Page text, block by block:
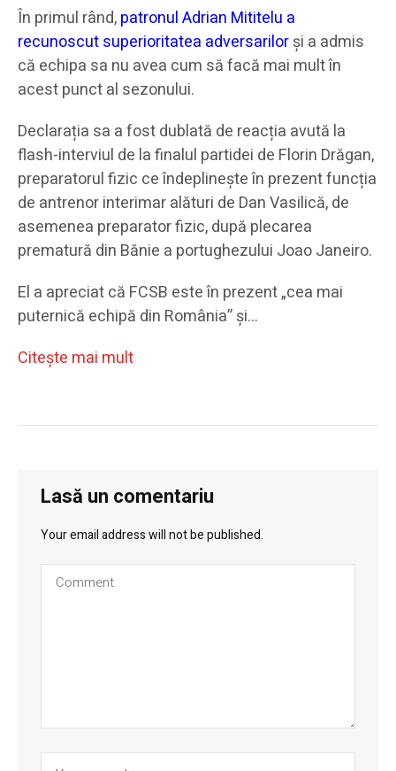
În primul rând,patronul Adrian Mititelu a
recunoscut superioritatea adversarilorși a admis
că echipa sa nu avea cum să facă mai mult în
acest punct al sezonului.
Declarația sa a fost dublată de reacția avută la
flash-interviul de la finalul partidei de Florin Drăgan,
preparatorul fizic ce îndeplinește în prezent funcția
de antrenor interimar alături de Dan Vasilică, de
asemenea preparator fizic, după plecarea
prematură din Bănie a portughezului Joao Janeiro.
El a apreciat că FCSB este în prezent „cea mai
puternică echipă din România” și…
Citeşte mai mult
Lasă un comentariu
Your email address will not be published.